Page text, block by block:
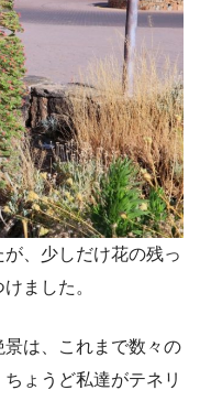
、少しだけ花の残っ
ました。
は、これまで数々の
ょうど私達がテネリ